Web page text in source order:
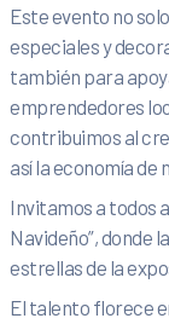
Este evento no
especiales y
también para
emprendedores
contribuimos al
así la economía de
Invitamos a todos
Navideño”, donde
estrellas de la
El talento florece